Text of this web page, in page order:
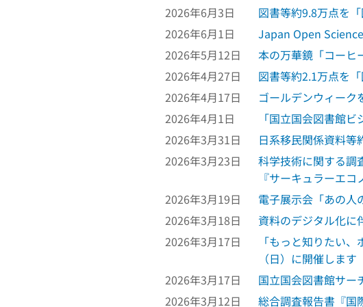
2026年6月3日
図書等約9.8万点を
2026年6月1日
Japan Open
2026年5月12日
本の万華鏡「コーヒ
2026年4月27日
図書等約2.1万点を
2026年4月17日
ゴールデンウィーク
2026年4月1日
「国立国会図書館
2026年3月31日
日系移民関係資料等
2026年3月23日
科学技術に関する調
『サーキュラーエ
2026年3月19日
電子展示会「あの人
2026年3月18日
資料のデジタル化に
2026年3月17日
「もっと知りたい
（日）に開催しま
2026年3月17日
国立国会図書館サー
2026年3月12日
総合調査報告書『国